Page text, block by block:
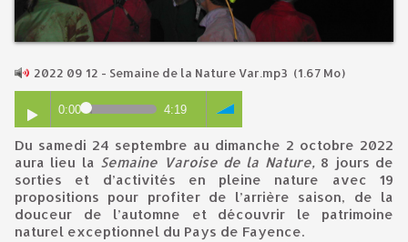
2022 09 12 - Semaine de la Nature Var.mp3 (1.67 Mo)
0:00 4:19
Du samedi 24 septembre au dimanche 2 octobre 2022
aura lieu la Semaine Varoise de la Nature,8 jours de
sorties et d’activités en pleine nature avec 19
propositions pour profiter de l’arrière saison, de la
douceur de l’automne et découvrir le patrimoine
naturel exceptionnel du Pays de Fayence.